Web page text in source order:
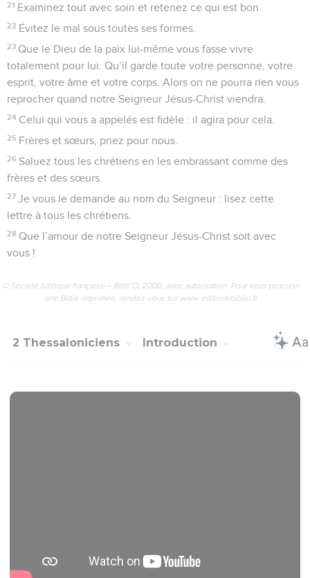
21 Examinez tout avec soin et retenez ce qui est bon.
22 Évitez le mal sous toutes ses formes.
23 Que le Dieu de la paix lui-même vous fasse vivre
totalement pour lui. Qu’il garde toute votre personne, votre
esprit, votre âme et votre corps. Alors on ne pourra rien vous
reprocher quand notre Seigneur Jésus-Christ viendra.
24 Celui qui vous a appelés est fidèle : il agira pour cela.
25 Frères et sœurs, priez pour nous.
26 Saluez tous les chrétiens en les embrassant comme des
frères et des sœurs.
27 Je vous le demande au nom du Seigneur : lisez cette
lettre à tous les chrétiens.
28 Que l’amour de notre Seigneur Jésus-Christ soit avec
vous !
© Société biblique française – Bibli’O, 2000, avec autorisation. Pour vous procurer
une Bible imprimée, rendez-vous sur www.editionsbiblio.fr
2 Thessaloniciens Introduction